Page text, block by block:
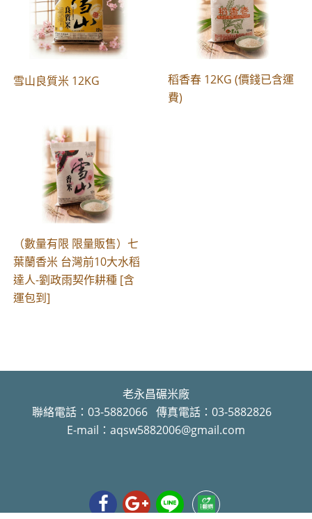
雪山良質米 12KG
稻香春 12KG (價錢已含運
費)
（數量有限 限量販售）七
葉蘭香米 台灣前10大水稻
達人-劉政雨契作耕種 [含
運包到]
老永昌碾米廠
聯絡電話：03-5882066 傳真電話：03-5882826
E-mail：aqsw5882006@gmail.com